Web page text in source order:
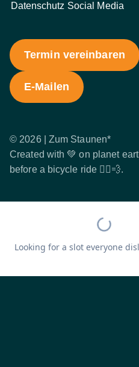
Datenschutz Social Media
Termin vereinbaren
E-Mailen
© 2026 | Zum Staunen*
Created with 💚 on planet
before a bicycle ride 🚴‍♂️💨.